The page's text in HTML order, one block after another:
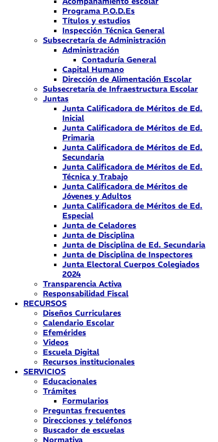
Programa P.O.D.Es
Títulos y estudios
Inspección Técnica General
Subsecretaría de Administración
Administración
Contaduría General
Capital Humano
Dirección de Alimentación Escolar
Subsecretaría de Infraestructura Escolar
Juntas
Junta Calificadora de Méritos de Ed.
Inicial
Junta Calificadora de Méritos de Ed.
Primaria
Junta Calificadora de Méritos de Ed.
Secundaria
Junta Calificadora de Méritos de Ed.
Técnica y Trabajo
Junta Calificadora de Méritos de
Jóvenes y Adultos
Junta Calificadora de Méritos de Ed.
Especial
Junta de Celadores
Junta de Disciplina
Junta de Disciplina de Ed. Secundaria
Junta de Disciplina de Inspectores
Junta Electoral Cuerpos Colegiados
2024
Transparencia Activa
Responsabilidad Fiscal
RECURSOS
Diseños Curriculares
Calendario Escolar
Efemérides
Videos
Escuela Digital
Recursos institucionales
SERVICIOS
Educacionales
Trámites
Formularios
Preguntas frecuentes
Direcciones y teléfonos
Buscador de escuelas
Normativa